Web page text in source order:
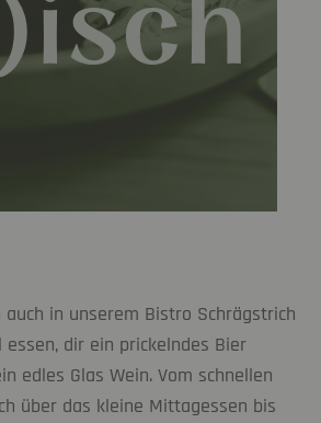
in unserem Bistro Schrägstrich
dir ein prickelndes Bier
edles Glas Wein. Vom schnellen
über das kleine Mittagessen bis